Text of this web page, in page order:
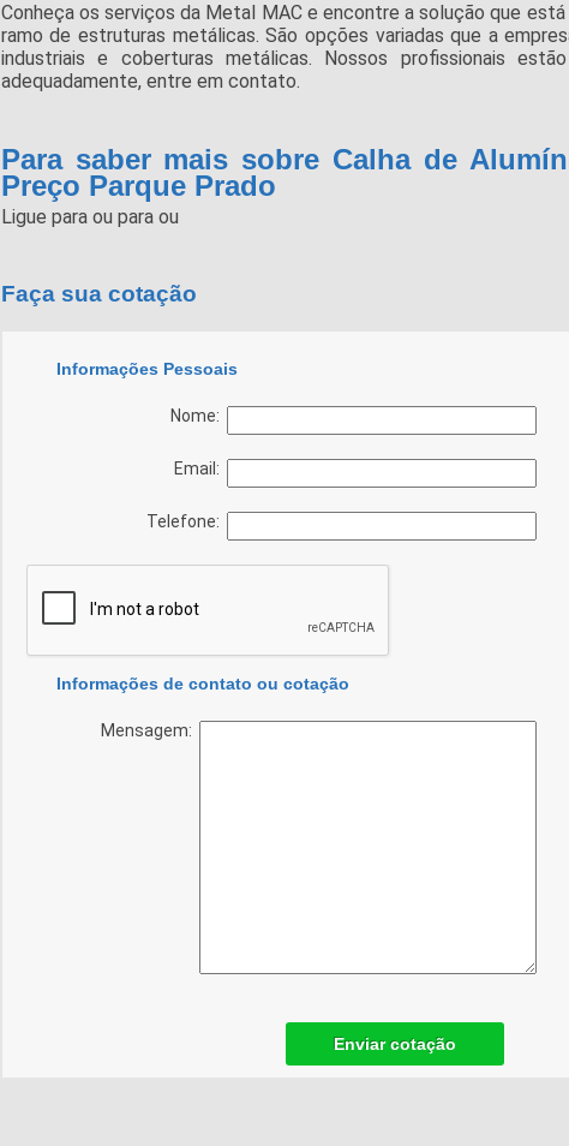
Conheça os serviços da Metal MAC e encontre a solução que está
ramo de estruturas metálicas. São opções variadas que a
industriais e coberturas metálicas. Nossos profissionais
adequadamente, entre em contato.
Para saber mais sobre Calha de
Preço Parque Prado
Ligue para ou para ou
Faça sua cotação
Informações Pessoais
Nome:
Email:
Telefone:
Informações de contato ou cotação
Mensagem:
Enviar cotação